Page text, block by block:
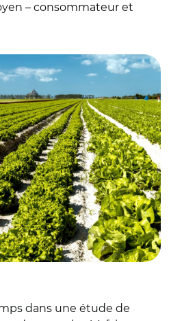
– consommateur et
dans une étude de